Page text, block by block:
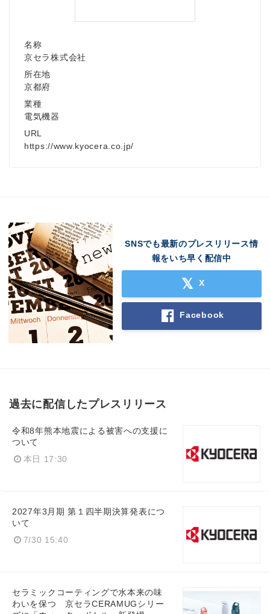
名称
京セラ株式会社
所在地
京都府
業種
電気機器
URL
https://www.kyocera.co.jp/
SNSでも最新のプレスリリース情
報をいち早く配信中
X
Facebook
過去に配信したプレスリリース
令和8年熊本地震による被害への支援に
ついて
本日 17:30
2027年3月期 第１四半期決算発表につ
いて
7/30 15:40
セラミックコーティングで水本来の味
わいを保つ 京セラCERAMUGシリー